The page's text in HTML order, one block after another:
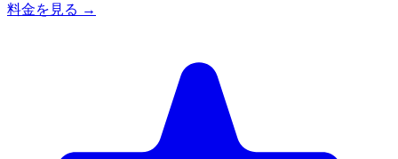
料金を見る →